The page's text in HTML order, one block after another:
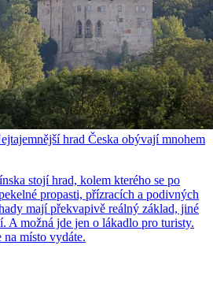
hrad Česka obývají mnohem
stojí hrad, kolem kterého se po
propasti, přízracích a podivných
mají překvapivě reálný základ, jiné
A možná jde jen o lákadlo pro turisty.
na místo vydáte.